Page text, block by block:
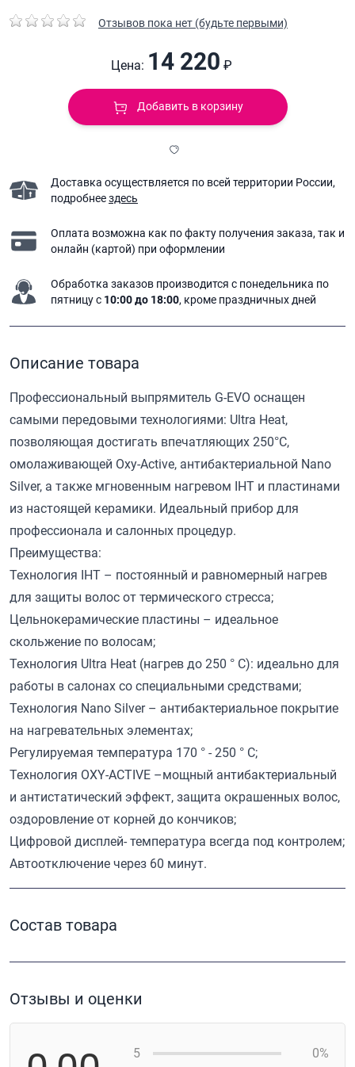
Отзывов пока нет (будьте первыми)
Цена: 14 220 ₽
Добавить в корзину
Доставка осуществляется по всей территории России,
подробнеездесь
Оплата возможна как по факту получения заказа, так и
онлайн (картой) при оформлении
Обработка заказов производится с понедельника по
пятницу с 10:00 до 18:00, кроме праздничных дней
Описание товара
Профессиональный выпрямитель G-EVO оснащен
самыми передовыми технологиями: Ultra Heat,
позволяющая достигать впечатляющих 250°C,
омолаживающей Oxy-Active, антибактериальной Nano
Silver, а также мгновенным нагревом IHT и пластинами
из настоящей керамики. Идеальный прибор для
профессионала и салонных процедур.
Преимущества:
Технология IHT – постоянный и равномерный нагрев
для защиты волос от термического стресса;
Цельнокерамические пластины – идеальное
скольжение по волосам;
Технология Ultra Heat (нагрев до 250 ° C): идеально для
работы в салонах со специальными средствами;
Технология Nano Silver – антибактериальное покрытие
на нагревательных элементах;
Регулируемая температура 170 ° - 250 ° C;
Технология OXY-ACTIVE –мощный антибактериальный
и антистатический эффект, защита окрашенных волос,
оздоровление от корней до кончиков;
Цифровой дисплей- температура всегда под контролем;
Автоотключение через 60 минут.
Состав товара
Отзывы и оценки
5
0%